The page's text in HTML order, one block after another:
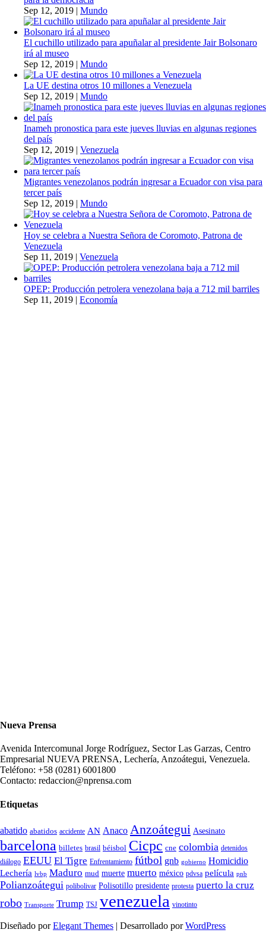
Sep 12, 2019 | Mundo
El cuchillo utilizado para apuñalar al presidente Jair Bolsonaro
irá al museo
Sep 12, 2019 | Mundo
La UE destina otros 10 millones a Venezuela
Sep 12, 2019 | Mundo
Inameh pronostica para este jueves lluvias en algunas regiones
del país
Sep 12, 2019 | Venezuela
Migrantes venezolanos podrán ingresar a Ecuador con visa para
tercer país
Sep 12, 2019 | Mundo
Hoy se celebra a Nuestra Señora de Coromoto, Patrona de
Venezuela
Sep 11, 2019 | Venezuela
OPEP: Producción petrolera venezolana baja a 712 mil barriles
Sep 11, 2019 | Economía
Nueva Prensa
Avenida Intercomunal Jorge Rodríguez, Sector Las Garzas, Centro
Empresarial NUEVA PRENSA, Lechería, Anzoátegui, Venezuela.
Teléfono: +58 (0281) 6001800
Contacto: redaccion@nprensa.com
Etiquetas
abatido abatidos accidente AN Anaco Anzoátegui Asesinato
barcelona billetes brasil béisbol Cicpc cne colombia detenidos
diálogo EEUU El Tigre Enfrentamiento fútbol gnb gobierno Homicidio
Lechería lvbp Maduro mud muerte muerto méxico pdvsa película pnb
Polianzoátegui polibolivar Polisotillo presidente protesta puerto la cruz
robo Transporte Trump TSJ venezuela vinotinto
Diseñado porElegant Themes | Desarrollado porWordPress